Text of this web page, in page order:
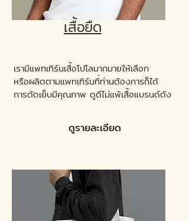
เสื้อยืด
เรามีแพทเทิร์นเสื้อโปโลมากมายให้เลือก
หรือผลิตตามแพทเทิร์นที่ท่านต้องการก็ได้
การตัดเย็บมีคุณภาพ ดูดีไม่แพ้เสื้อแบรนด์ดัง
ดูรายละเอียด